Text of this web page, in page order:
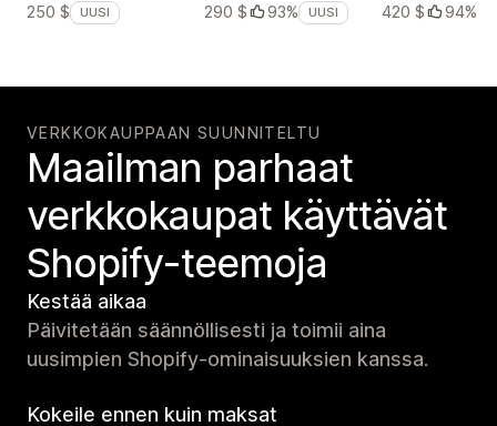
250 $
UUSI
290 $
93% UUSI
420 $
94%
VERKKOKAUPPAAN SUUNNITELTU
Maailman parhaat
verkko­kaupat käyttävät
Shopify-teemoja
Kestää aikaa
Päivitetään säännöllisesti ja toimii aina
uusimpien Shopify-ominaisuuksien kanssa.
Kokeile ennen kuin maksat